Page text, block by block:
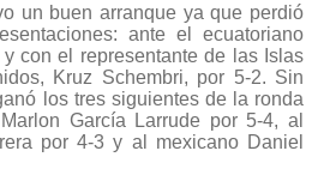
un buen arranque ya que perdió
ante el ecuatoriano
con el representante de las Islas
Kruz Schembri, por 5-2. Sin
los tres siguientes de la ronda
García Larrude por 5-4, al
por 4-3 y al mexicano Daniel